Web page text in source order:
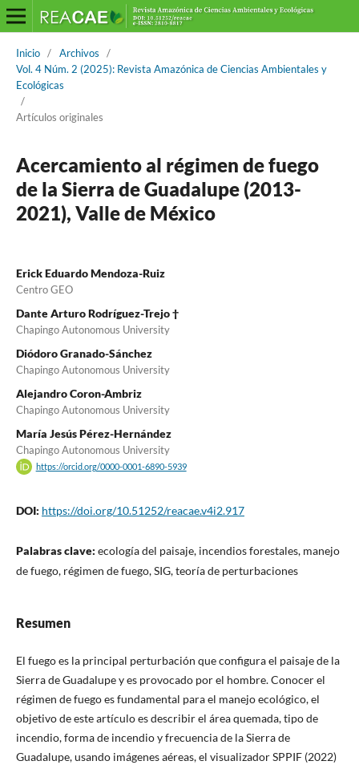
Inicio / Archivos
/
Vol. 4 Núm. 2 (2025): Revista Amazónica de Ciencias Ambientales y
Ecológicas
/
Artículos originales
Acercamiento al régimen de fuego
de la Sierra de Guadalupe (2013-
2021), Valle de México
Erick Eduardo Mendoza-Ruiz
Centro GEO
Dante Arturo Rodríguez-Trejo †
Chapingo Autonomous University
Diódoro Granado-Sánchez
Chapingo Autonomous University
Alejandro Coron-Ambriz
Chapingo Autonomous University
María Jesús Pérez-Hernández
Chapingo Autonomous University
https://orcid.org/0000-0001-6890-5939
DOI: https://doi.org/10.51252/reacae.v4i2.917
Palabras clave: ecología del paisaje, incendios forestales, manejo
de fuego, régimen de fuego, SIG, teoría de perturbaciones
Resumen
El fuego es la principal perturbación que configura el paisaje de la
Sierra de Guadalupe y es provocado por el hombre. Conocer el
régimen de fuego es fundamental para el manejo ecológico, el
objetivo de este artículo es describir el área quemada, tipo de
incendio, forma de incendio y frecuencia de la Sierra de
Guadalupe, usando imágenes aéreas, el visualizador SPPIF (2022)